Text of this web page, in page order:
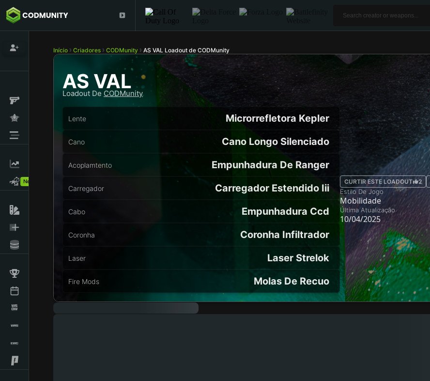
New!
Início Criadores CODMunity AS VAL Loadout de CODMunity
AS VAL
Loadout De CODMunity
Lente Microrrefletora Kepler
Cano Cano Longo Silenciado
Acoplamtento Empunhadura De Ranger
Carregador Carregador Estendido Iii
Cabo Empunhadura Ccd
Coronha Coronha Infiltrador
Laser Laser Strelok
Fire Mods Molas De Recuo
CURTIR ESTE LOADOUT 2
Estilo De Jogo
Mobilidade
Última Atualização
10/04/2025